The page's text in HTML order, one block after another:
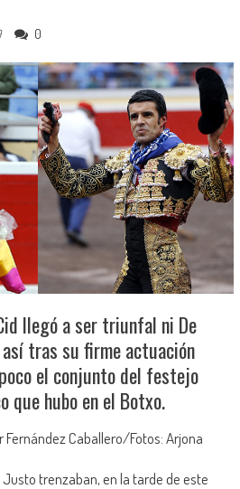
0
llegó a ser triunfal ni De
tras su firme actuación
el conjunto del festejo
que hubo en el Botxo.
Caballero/Fotos: Arjona
Justo trenzaban, en la tarde de este